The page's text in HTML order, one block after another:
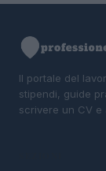
Il portale del
stipendi, guide
scrivere un CV